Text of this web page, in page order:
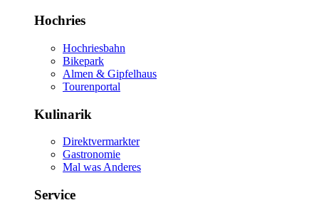
Hochries
Hochriesbahn
Bikepark
Almen & Gipfelhaus
Tourenportal
Kulinarik
Direktvermarkter
Gastronomie
Mal was Anderes
Service